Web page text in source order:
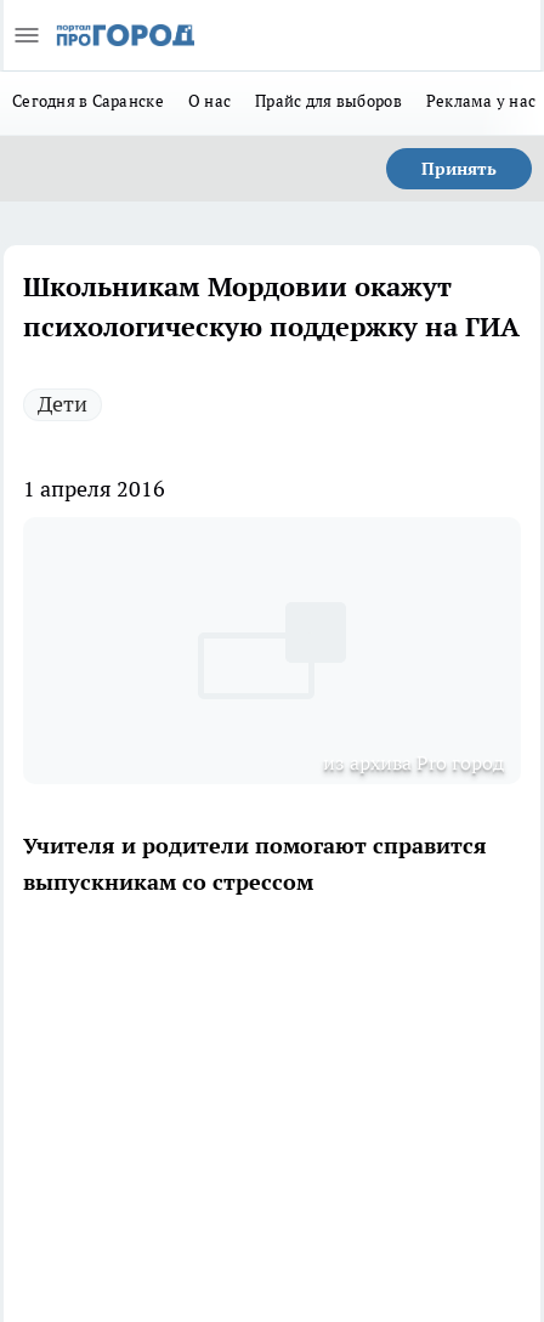
Сегодня в Саранске О нас Прайс для выборов Реклама у нас
Принять
Школьникам Мордовии окажут
психологическую поддержку на ГИА
Дети
1 апреля 2016
из архива Pro город
Учителя и родители помогают справится
выпускникам со стрессом